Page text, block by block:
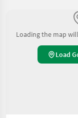
Loading the map
Load